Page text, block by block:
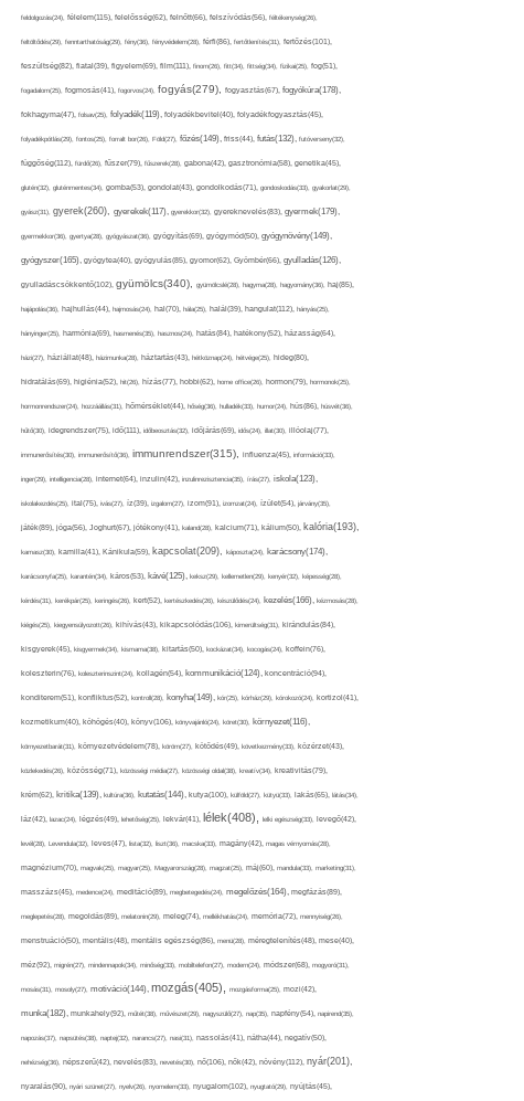
feldolgozás(24), félelem(115), felelősség(62), felnőtt(66), felszívódás(56), féltékenység(26),
feltöltődés(29), fenntarthatóság(29), fény(36), fényvédelem(28), férfi(86), fertőtlenítés(31), fertőzés(101),
feszültség(82), fiatal(39), figyelem(69), film(111), finom(26), fitt(34), fittség(34), fizikai(25), fog(51),
fogadalom(25), fogmosás(41), fogorvos(24), fogyás(279), fogyasztás(67), fogyókúra(178),
fokhagyma(47), folsav(25), folyadék(119), folyadékbevitel(40), folyadékfogyasztás(45),
folyadékpótlás(29), fontos(25), forralt bor(26), Föld(27), főzés(149), friss(44), futás(132), futóverseny(32),
függőség(112), fürdő(26), fűszer(79), fűszerek(28), gabona(42), gasztronómia(58), genetika(45),
glutén(32), gluténmentes(34), gomba(53), gondolat(43), gondolkodás(71), gondoskodás(33), gyakorlat(29),
gyász(31), gyerek(260), gyerekek(117), gyerekkor(32), gyereknevelés(83), gyermek(179),
gyermekkor(36), gyertya(28), gyógyászat(36), gyógyítás(69), gyógymód(50), gyógynövény(149),
gyógyszer(165), gyógytea(40), gyógyulás(85), gyomor(62), Gyömbér(66), gyulladás(126),
gyulladáscsökkentő(102), gyümölcs(340), gyümölcslé(28), hagyma(28), hagyomány(36), haj(85),
hajápolás(36), hajhullás(44), hajmosás(24), hal(70), hála(25), halál(39), hangulat(112), hányás(25),
hányinger(25), harmónia(69), hasmenés(35), hasznos(24), hatás(84), hatékony(52), házasság(64),
házi(27), háziállat(48), házimunka(28), háztartás(43), hétköznap(24), hétvége(25), hideg(80),
hidratálás(69), higiénia(52), hit(26), hízás(77), hobbi(62), home office(26), hormon(79), hormonok(25),
hormonrendszer(24), hozzáállás(31), hőmérséklet(44), hőség(36), hulladék(33), humor(24), hús(86), húsvét(36),
hűtő(30), idegrendszer(75), idő(111), időbeosztás(32), időjárás(69), idős(24), illat(30), illóolaj(77),
immunerősítés(30), immunerősítő(36), immunrendszer(315), influenza(45), információ(33),
inger(29), intelligencia(28), internet(64), inzulin(42), inzulinrezisztencia(35), írás(27), iskola(123),
iskolakezdés(25), ital(75), ivás(27), íz(39), izgalom(27), izom(91), izomzat(24), ízület(54), járvány(35),
játék(89), jóga(56), Joghurt(67), jótékony(41), kaland(28), kalcium(71), kálium(50), kalória(193),
kamasz(30), kamilla(41), Kánikula(59), kapcsolat(209), káposzta(24), karácsony(174),
karácsonyfa(25), karantén(34), káros(53), kávé(125), keksz(29), kellemetlen(29), kenyér(32), képesség(28),
kérdés(31), kerékpár(25), keringés(26), kert(52), kertészkedés(26), készülődés(24), kezelés(166), kézmosás(28),
kiégés(25), kiegyensúlyozott(26), kihívás(43), kikapcsolódás(106), kimerültség(31), kirándulás(84),
kisgyerek(45), kisgyermek(34), kismama(38), kitartás(50), kockázat(34), kocogás(24), koffein(76),
koleszterin(76), koleszterinszint(24), kollagén(54), kommunikáció(124), koncentráció(94),
konditerem(51), konfliktus(52), kontroll(28), konyha(149), kór(25), kórház(29), kórokozó(24), kortizol(41),
kozmetikum(40), köhögés(40), könyv(106), könyvajánló(24), köret(30), környezet(116),
környezetbarát(31), környezetvédelem(78), köröm(27), kötődés(49), következmény(33), közérzet(43),
közlekedés(26), közösség(71), közösségi média(27), közösségi oldal(38), kreatív(34), kreativitás(79),
krém(62), kritika(139), kultúra(36), kutatás(144), kutya(100), külföld(27), kütyü(33), lakás(65), látás(34),
láz(42), lazac(24), légzés(49), lehetőség(25), lekvár(41), lélek(408), lelki egészség(33), levegő(42),
levél(28), Levendula(32), leves(47), lista(32), liszt(36), macska(33), magány(42), magas vérnyomás(28),
magnézium(70), magvak(25), magyar(25), Magyarország(28), magzat(25), máj(60), mandula(33), marketing(31),
masszázs(45), medence(24), meditáció(89), megbetegedés(24), megelőzés(164), megfázás(89),
meglepetés(28), megoldás(89), melatonin(29), meleg(74), mellékhatás(24), memória(72), mennyiség(26),
menstruáció(50), mentális(48), mentális egészség(86), menü(28), méregtelenítés(48), mese(40),
méz(92), migrén(27), mindennapok(34), minőség(33), mobiltelefon(27), modern(24), módszer(68), mogyoró(31),
mosás(31), mosoly(27), motiváció(144), mozgás(405), mozgásforma(25), mozi(42),
munka(182), munkahely(92), műtét(38), művészet(29), nagyszülő(27), nap(35), napfény(54), napirend(35),
napozás(37), napsütés(38), naptej(32), narancs(27), nasi(31), nassolás(41), nátha(44), negatív(50),
nehézség(36), népszerű(42), nevelés(83), nevetés(30), nő(106), nők(42), növény(112), nyár(201),
nyaralás(90), nyári szünet(27), nyelv(26), nyomelem(33), nyugalom(102), nyugtató(29), nyújtás(45),